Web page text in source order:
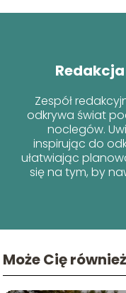
Zespół
odkrywa świat
noclegów.
inspirując do
ułatwiając
się na tym, by
Może Cię